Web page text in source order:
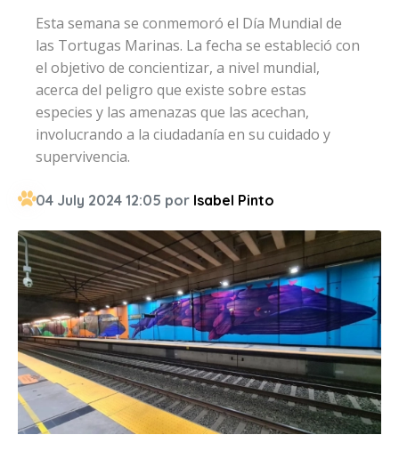
Esta semana se conmemoró el Día Mundial de
las Tortugas Marinas. La fecha se estableció con
el objetivo de concientizar, a nivel mundial,
acerca del peligro que existe sobre estas
especies y las amenazas que las acechan,
involucrando a la ciudadanía en su cuidado y
supervivencia.
04 July 2024 12:05 por Isabel Pinto